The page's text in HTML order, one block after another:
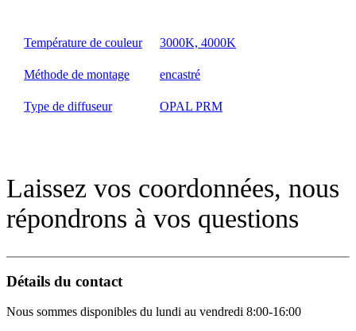
Température de couleur 3000K, 4000K
Méthode de montage encastré
Type de diffuseur OPAL PRM
Laissez vos coordonnées, nous
répondrons à vos questions
Détails du contact
Nous sommes disponibles du lundi au vendredi 8:00-16:00